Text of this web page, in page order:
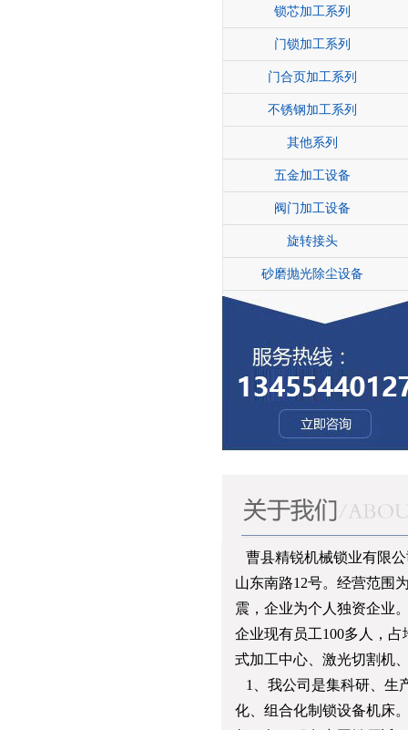
锁芯加工系列
门锁加工系列
门合页加工系列
不锈钢加工系列
其他系列
五金加工设备
阀门加工设备
旋转接头
砂磨抛光除尘设备
曹县精锐机械锁业有限
山东南路12号。经营范围
震，企业为个人独资企业
企业现有员工100多人，
式加工中心、激光切割机
1、我公司是集科研、生
化、组合化制锁设备机床